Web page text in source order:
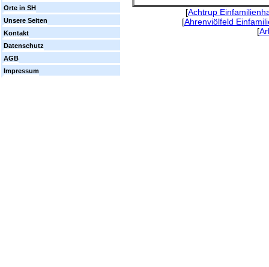
[Achtrup
[Ahrenviölfeld
[
Orte in SH
Unsere Seiten
Kontakt
Datenschutz
AGB
Impressum